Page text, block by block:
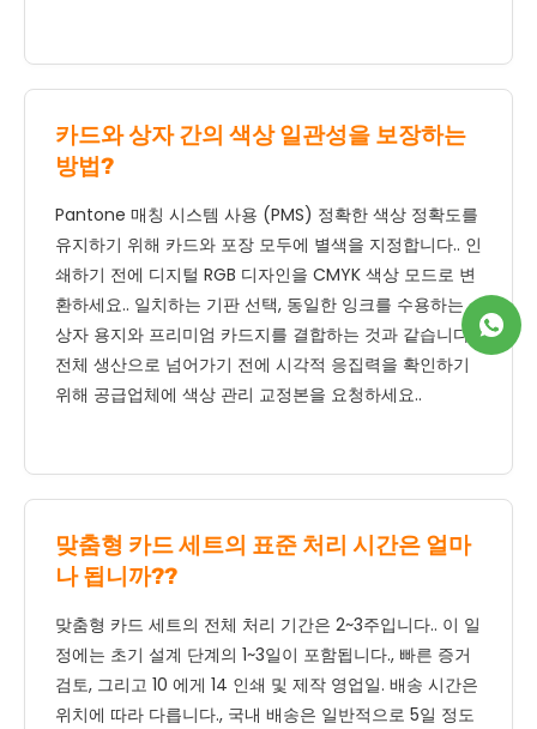
카드와 상자 간의 색상 일관성을 보장하는
방법?
Pantone 매칭 시스템 사용 (PMS) 정확한 색상 정확도를
유지하기 위해 카드와 포장 모두에 별색을 지정합니다.. 인
쇄하기 전에 디지털 RGB 디자인을 CMYK 색상 모드로 변
환하세요.. 일치하는 기판 선택, 동일한 잉크를 수용하는
상자 용지와 프리미엄 카드지를 결합하는 것과 같습니다.,
전체 생산으로 넘어가기 전에 시각적 응집력을 확인하기
위해 공급업체에 색상 관리 교정본을 요청하세요..
맞춤형 카드 세트의 표준 처리 시간은 얼마
나 됩니까??
맞춤형 카드 세트의 전체 처리 기간은 2~3주입니다.. 이 일
정에는 초기 설계 단계의 1~3일이 포함됩니다., 빠른 증거
검토, 그리고 10 에게 14 인쇄 및 제작 영업일. 배송 시간은
위치에 따라 다릅니다., 국내 배송은 일반적으로 5일 정도